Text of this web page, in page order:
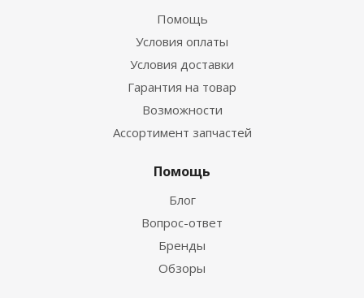
Помощь
Условия оплаты
Условия доставки
Гарантия на товар
Возможности
Ассортимент запчастей
Помощь
Блог
Вопрос-ответ
Бренды
Обзоры